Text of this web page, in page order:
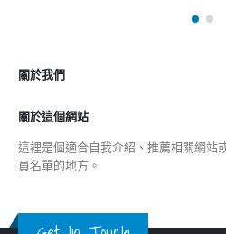
關於我們
關於這個網站
這裡是個適合自我介紹、推薦相關網站
員名單的地方。